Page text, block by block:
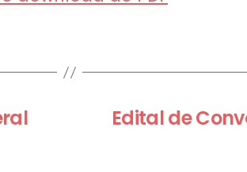
Edital de